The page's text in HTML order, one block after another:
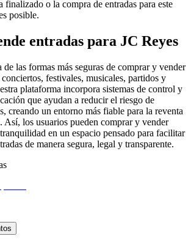
finalizado o la compra de entradas para este
posible.
entradas para JC Reyes
de las formas más seguras de comprar y vender
festivales, musicales, partidos y
plataforma incorpora sistemas de control y
que ayudan a reducir el riesgo de
creando un entorno más fiable para la reventa
Así, los usuarios pueden comprar y vender
en un espacio pensado para facilitar
de manera segura, legal y transparente.